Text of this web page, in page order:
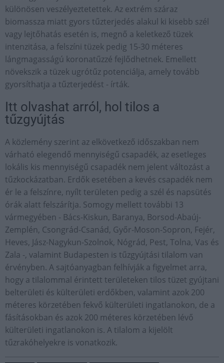
különösen veszélyeztetettek. Az extrém száraz
biomassza miatt gyors tűzterjedés alakul ki kisebb szél
vagy lejtőhatás esetén is, megnő a keletkező tüzek
intenzitása, a felszíni tüzek pedig 15-30 méteres
lángmagasságú koronatűzzé fejlődhetnek. Emellett
növekszik a tüzek ugrótűz potenciálja, amely tovább
gyorsíthatja a tűzterjedést - írták.
Itt olvashat arról, hol tilos a
tűzgyújtás
A közlemény szerint az elkövetkező időszakban nem
várható elegendő mennyiségű csapadék, az esetleges
lokális kis mennyiségű csapadék nem jelent változást a
tűzkockázatban. Erdők esetében a kevés csapadék nem
ér le a felszínre, nyílt területen pedig a szél és napsütés
órák alatt felszárítja. Somogy mellett további 13
vármegyében - Bács-Kiskun, Baranya, Borsod-Abaúj-
Zemplén, Csongrád-Csanád, Győr-Moson-Sopron, Fejér,
Heves, Jász-Nagykun-Szolnok, Nógrád, Pest, Tolna, Vas és
Zala -, valamint Budapesten is tűzgyújtási tilalom van
érvényben. A sajtóanyagban felhívják a figyelmet arra,
hogy a tilalommal érintett területeken tilos tüzet gyújtani
belterületi és külterületi erdőkben, valamint azok 200
méteres körzetében fekvő külterületi ingatlanokon, de a
fásításokban és azok 200 méteres körzetében lévő
külterületi ingatlanokon is. A tilalom a kijelölt
tűzrakóhelyekre is vonatkozik.